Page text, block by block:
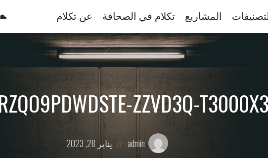
المشاريع تكلام في الصحافة عن تكلام
ZZVD3Q-
Posted
by:
admin
Posted
on
يناير 28, 2023